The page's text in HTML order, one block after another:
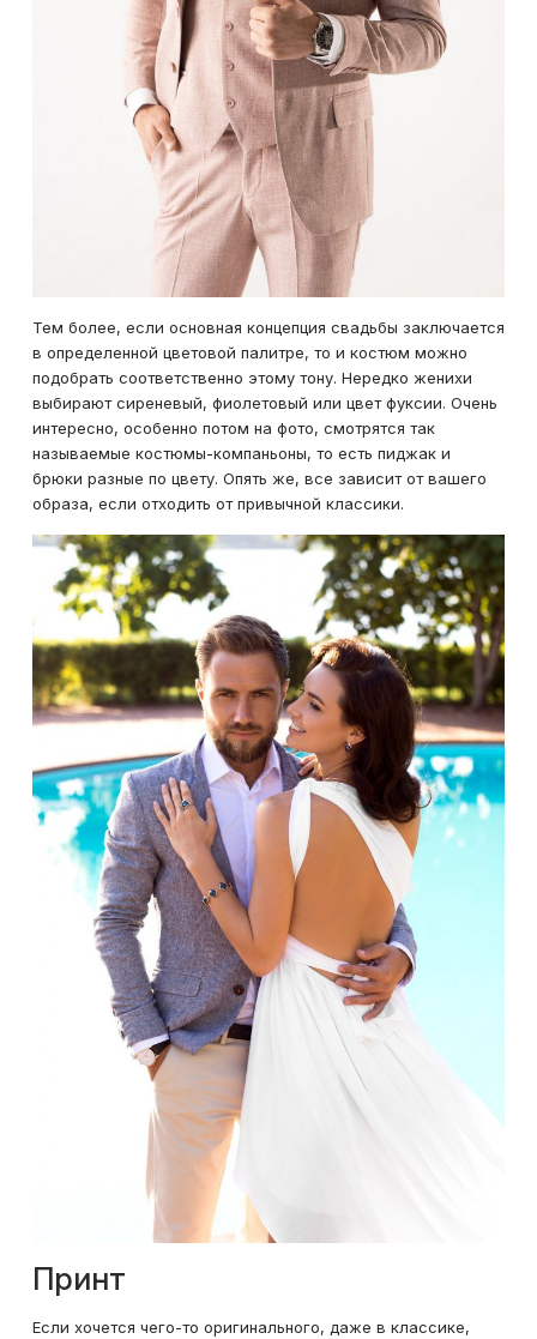
Тем более, если основная концепция свадьбы заключается
в определенной цветовой палитре, то и костюм можно
подобрать соответственно этому тону. Нередко женихи
выбирают сиреневый, фиолетовый или цвет фуксии. Очень
интересно, особенно потом на фото, смотрятся так
называемые костюмы-компаньоны, то есть пиджак и
брюки разные по цвету. Опять же, все зависит от вашего
образа, если отходить от привычной классики.
Принт
Если хочется чего-то оригинального, даже в классике,